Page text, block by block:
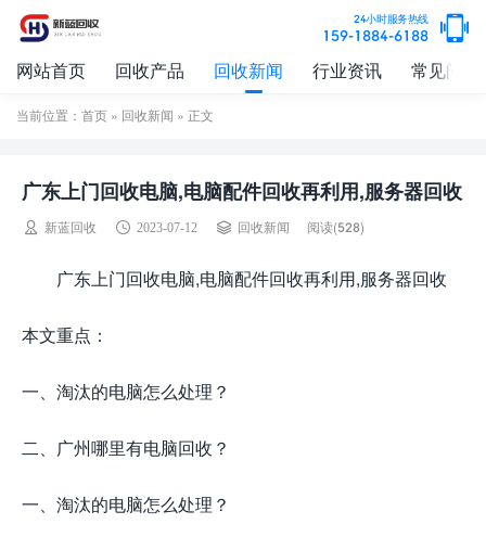
24小时服务热线
159-1884-6188
网站首页 回收产品 回收新闻 行业资讯 常见问题
当前位置： 首页 » 回收新闻 » 正文
广东上门回收电脑,电脑配件回收再利用,服务器回收
新蓝回收 2023-07-12 回收新闻 阅读(528)
广东上门回收电脑,电脑配件回收再利用,服务器回收
本文重点：
一、 淘汰的电脑怎么处理？
二、 广州哪里有电脑回收？
一、 淘汰的电脑怎么处理？